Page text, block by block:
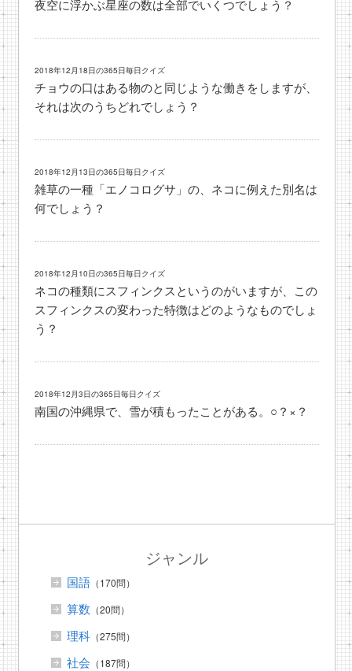
夜空に浮かぶ星座の数は全部でいくつでしょう？
2018年12月18日の365日毎日クイズ
チョウの口はある物のと同じような働きをしますが、
それは次のうちどれでしょう？
2018年12月13日の365日毎日クイズ
雑草の一種「エノコログサ」の、ネコに例えた別名は
何でしょう？
2018年12月10日の365日毎日クイズ
ネコの種類にスフィンクスというのがいますが、この
スフィンクスの変わった特徴はどのようなものでしょ
う？
2018年12月3日の365日毎日クイズ
南国の沖縄県で、雪が積もったことがある。○？×？
ジャンル
国語（170問）
算数 （20問）
理科（275問）
社会 （187問）